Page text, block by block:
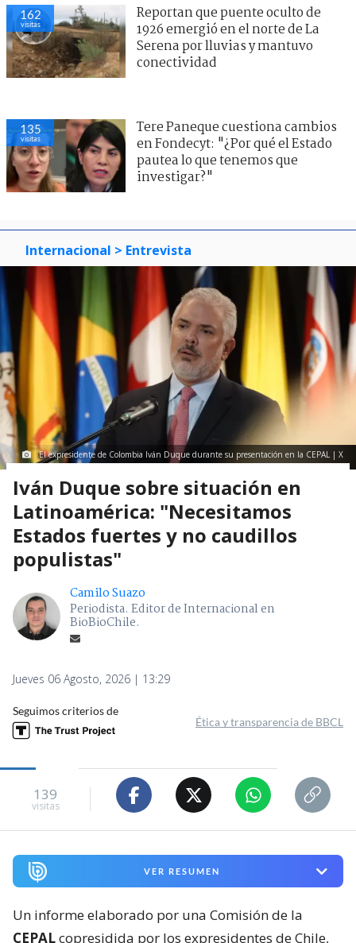
162
visitas
Reportan que puente oculto de
1926 emergió en el norte de La
Serena por lluvias y mantuvo
conectividad
135
visitas
Tere Paneque cuestiona cambios
en Fondecyt: "¿Por qué el Estado
pautea lo que tenemos que
investigar?"
Internacional > Entrevista
El expresidente de Colombia Iván Duque durante su presentación en la CEPAL | X
Iván Duque sobre situación en
Latinoamérica: "Necesitamos
Estados fuertes y no caudillos
populistas"
Camilo Suazo
Periodista. Editor de Internacional en
BioBioChile.
Jueves 06 Agosto, 2026 | 13:29
Seguimos criterios de
Ética y transparencia de BBCL
139
visitas
VER RESUMEN
Un informe elaborado por una Comisión de la
CEPALcopresidida por los expresidentes de Chile,